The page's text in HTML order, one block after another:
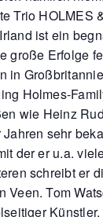
Trio HOLMES
ist ein
große Erfolge
in
Holmes-
wie Heinz
sehr
der er u.a.
schreibt er
Veen. Tom